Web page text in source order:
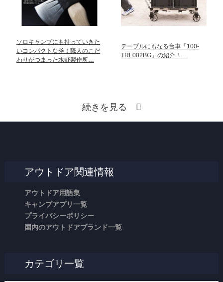
ソロキャンプにも持っていきた
いコンパクトな斧！職人のこだ
わりがつまった水野製作所…
テーブルにもなる台車「100-
TRL002BG」の紹介！…
続きを見る
アウトドア関連情報
アウトドア用語集
キャンプアプリ一覧
プライバシーポリシー
国内のアウトドアブランド一覧
カテゴリ一覧